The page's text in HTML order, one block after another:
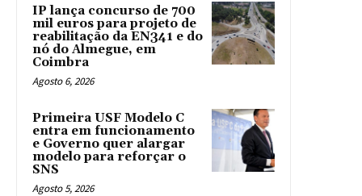
IP lança concurso de 700
mil euros para projeto de
reabilitação da EN341 e do
nó do Almegue, em
Coimbra
Agosto 6, 2026
Primeira USF Modelo C
entra em funcionamento
e Governo quer alargar
modelo para reforçar o
SNS
Agosto 5, 2026